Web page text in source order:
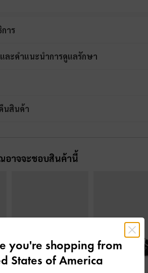
าร
ละคำแนะนำการดูแลรักษา
นสินค้า
อาจจะชอบสินค้านี้
you're shopping from
States of America